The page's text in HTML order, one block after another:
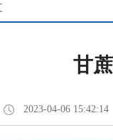
甘
2023-04-06 15:42:14